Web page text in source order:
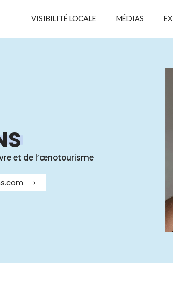
VISIBILITÉ LOCALE MÉDIAS
et de l’œnotourisme